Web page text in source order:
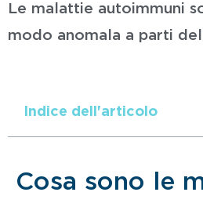
Le malattie autoimmuni
modo anomala a parti
Indice dell'articolo
Cosa sono le